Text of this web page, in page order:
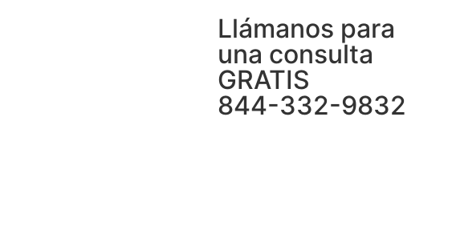
Llámanos para
una consulta
GRATIS
844-332-9832